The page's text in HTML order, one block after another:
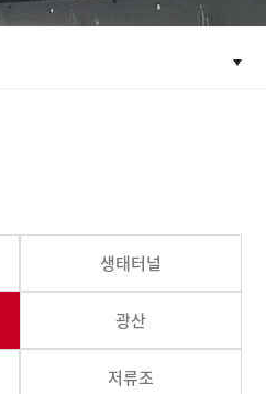
생태터널
광산
저류조